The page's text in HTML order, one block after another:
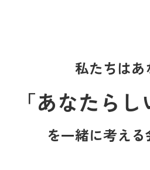
私たちはあ
「あなたらし
を一緒に考える